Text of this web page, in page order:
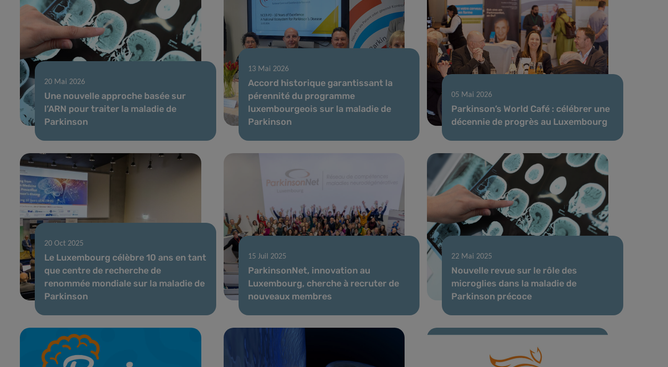
20 Mai 2026
Une nouvelle approche basée sur
l’ARN pour traiter la maladie de
Parkinson
13 Mai 2026
Accord historique garantissant la
pérennité du programme
luxembourgeois sur la maladie de
Parkinson
05 Mai 2026
Parkinson’s World Café : célébrer une
décennie de progrès au Luxembourg
20 Oct 2025
Le Luxembourg célèbre 10 ans en tant
que centre de recherche de
renommée mondiale sur la maladie de
Parkinson
15 Juil 2025
ParkinsonNet, innovation au
Luxembourg, cherche à recruter de
nouveaux membres
22 Mai 2025
Nouvelle revue sur le rôle des
microglies dans la maladie de
Parkinson précoce